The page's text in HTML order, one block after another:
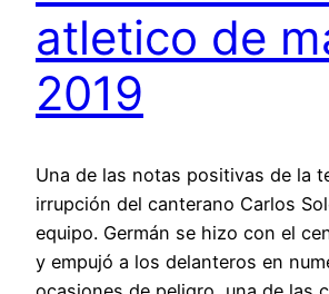
atletico de
2019
Una de las notas positivas de la
irrupción del canterano Carlos
equipo. Germán se hizo con el
y empujó a los delanteros en